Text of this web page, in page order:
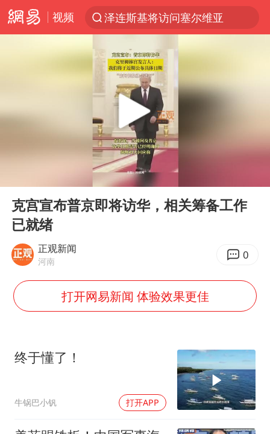
视频
泽连斯基将访问塞尔维亚
泉州市委书记张毅恭被查
中医教你一招提升气血
全球首个长时储能一体化产业园量产
老中医：立秋后养心是关键
飞机票免费退改真的来了
2名小孩玩手机低头幅度近乎折叠
38岁演员求职万岁山NPC成功
国防部：中国军队坚决反制任何闹海挑衅图谋
Play
克宫宣布普京即将访华，相关筹备工作
已就绪
正观新闻
河南 0
打开网易新闻 体验效果更佳
终于懂了！
牛锅巴小钒 打开APP